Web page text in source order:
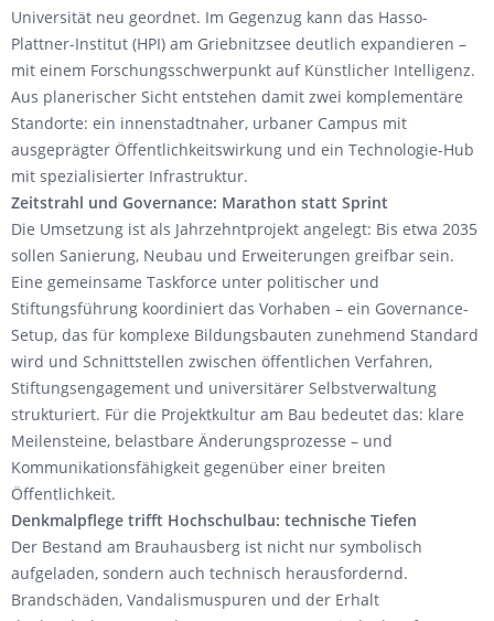
Universität neu geordnet. Im Gegenzug kann das Hasso-
Plattner-Institut (HPI) am Griebnitzsee deutlich expandieren –
mit einem Forschungsschwerpunkt auf Künstlicher Intelligenz.
Aus planerischer Sicht entstehen damit zwei komplementäre
Standorte: ein innenstadtnaher, urbaner Campus mit
ausgeprägter Öffentlichkeitswirkung und ein Technologie-Hub
mit spezialisierter Infrastruktur.
Zeitstrahl und Governance: Marathon statt Sprint
Die Umsetzung ist als Jahrzehntprojekt angelegt: Bis etwa 2035
sollen Sanierung, Neubau und Erweiterungen greifbar sein.
Eine gemeinsame Taskforce unter politischer und
Stiftungsführung koordiniert das Vorhaben – ein Governance-
Setup, das für komplexe Bildungsbauten zunehmend Standard
wird und Schnittstellen zwischen öffentlichen Verfahren,
Stiftungsengagement und universitärer Selbstverwaltung
strukturiert. Für die Projektkultur am Bau bedeutet das: klare
Meilensteine, belastbare Änderungsprozesse – und
Kommunikationsfähigkeit gegenüber einer breiten
Öffentlichkeit.
Denkmalpflege trifft Hochschulbau: technische Tiefen
Der Bestand am Brauhausberg ist nicht nur symbolisch
aufgeladen, sondern auch technisch herausfordernd.
Brandschäden, Vandalismuspuren und der Erhalt